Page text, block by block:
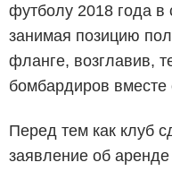
футболу 2018 года в
занимая позицию
фланге, возглавив,
бомбардиров
Перед тем как клуб
заявление об